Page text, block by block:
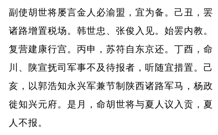
副使胡世将屡言金人必渝盟，宜为备。己丑，罢
诸路增置税场。韩世忠、张俊入见。始罢内教。
复营建康行宫。丙申，苏符自东京还。丁酉，命
川、陕宣抚司军事不及待报者，听随宜措置。己
亥，以郭浩知永兴军兼节制陕西诸路军马，杨政
徙知兴元府。是月，命胡世将与夏人议入贡，夏
人不报。